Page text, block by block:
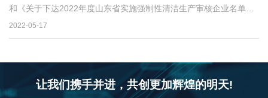
和《关于下达2022年度山东省实施强制性清洁生产审核企业名单的
通知》(鲁环字(2022】32号)》...
2022-05-17
让我们携手并进，共创更加辉煌的明天!